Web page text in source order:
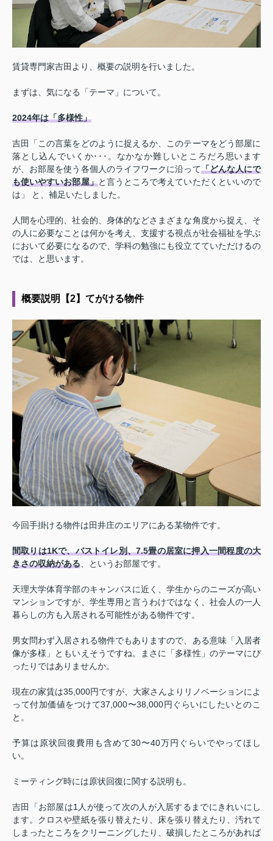
賃貸専門家吉田より、概要の説明を行いました。
まずは、気になる「テーマ」について。
2024年は「多様性」
吉田「この言葉をどのように捉えるか、このテーマをどう部屋に
落とし込んでいくか･･･。なかなか難しいところだろ思います
が、お部屋を使う各個人のライフワークに沿って「どんな人にで
も使いやすいお部屋」と言うところで考えていただくといいので
は」 と、補足いたしました。
人間を心理的、社会的、身体的などさまざまな角度から捉え、そ
の人に必要なことは何かを考え、支援する視点が社会福祉を学ぶ
において必要になるので、学科の勉強にも役立てていただけるの
では、と思います。
概要説明【2】てがける物件
今回手掛ける物件は田井庄のエリアにある某物件です。
間取りは1Kで、バストイレ別、7.5畳の居室に押入一間程度の大
きさの収納がある、というお部屋です。
天理大学体育学部のキャンパスに近く、学生からのニーズが高い
マンションですが、学生専用と言うわけではなく、社会人の一人
暮らしの方も入居される可能性がある物件です。
男女問わず入居される物件でもありますので、ある意味「入居者
像が多様」ともいえそうですね。まさに「多様性」のテーマにぴ
ったりではありませんか。
現在の家賃は35,000円ですが、大家さんよりリノベーションによ
って付加価値をつけて37,000〜38,000円ぐらいにしたいとのこ
と。
予算は原状回復費用も含めて30〜40万円ぐらいでやってほし
い。
ミーティング時には原状回復に関する説明も。
吉田「お部屋は1人が使って次の人が入居するまでにきれいにし
ます。クロスや壁紙を張り替えたり、床を張り替えたり、汚れて
しまったところをクリーニングしたり、破損したところがあれば